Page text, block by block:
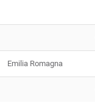
Emilia Romagna